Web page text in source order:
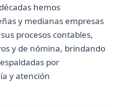
hemos
y medianas empresas
procesos contables,
y de nómina, brindando
por
y atención